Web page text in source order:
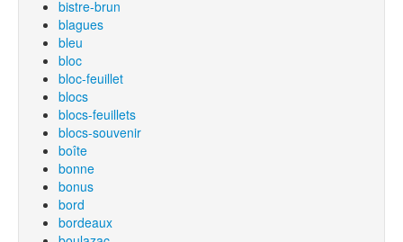
bistre-brun
blagues
bleu
bloc
bloc-feuillet
blocs
blocs-feuillets
blocs-souvenir
boîte
bonne
bonus
bord
bordeaux